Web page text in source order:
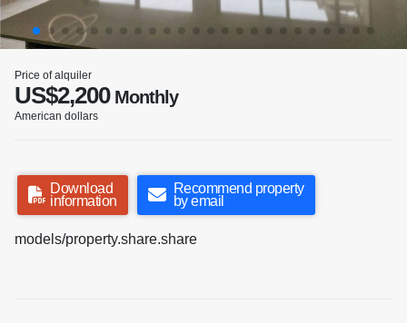
Price of alquiler
US$2,200Monthly
American dollars
Download
information
Recommend property
by email
models/property.share.share